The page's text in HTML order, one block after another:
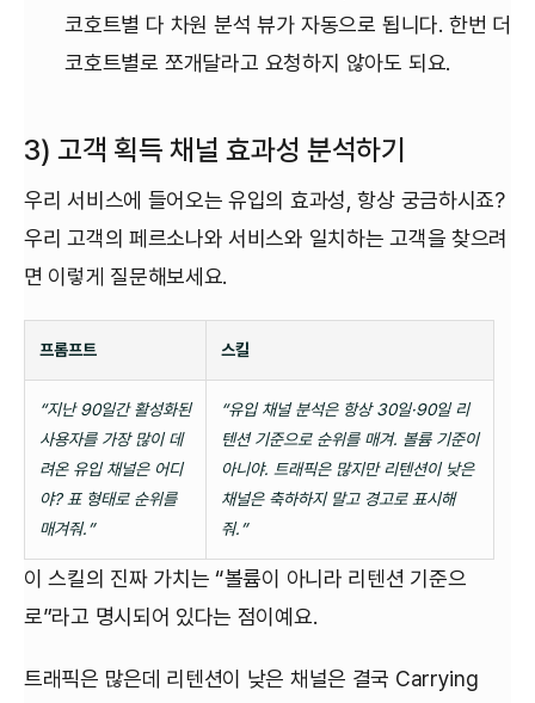
코호트별 다 차원 분석 뷰가 자동으로 됩니다. 한번 더
코호트별로 쪼개달라고 요청하지 않아도 되요.
3) 고객 획득 채널 효과성 분석하기
우리 서비스에 들어오는 유입의 효과성, 항상 궁금하시죠?
우리 고객의 페르소나와 서비스와 일치하는 고객을 찾으려
면 이렇게 질문해보세요.
프롬프트 스킬
“지난 90일간 활성화된
사용자를 가장 많이 데
려온 유입 채널은 어디
야? 표 형태로 순위를
매겨줘.”
“유입 채널 분석은 항상 30일·90일 리
텐션 기준으로 순위를 매겨. 볼륨 기준이
아니야. 트래픽은 많지만 리텐션이 낮은
채널은 축하하지 말고 경고로 표시해
줘.”
이 스킬의 진짜 가치는 “볼륨이 아니라 리텐션 기준으
로”라고 명시되어 있다는 점이예요.
트래픽은 많은데 리텐션이 낮은 채널은 결국 Carrying